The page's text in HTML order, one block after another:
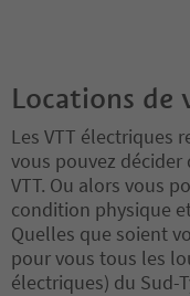
Locations de
Les VTT électriques
vous pouvez
VTT. Ou alors vous
condition physique
Quelles que soient
pour vous tous les
électriques) du Sud-